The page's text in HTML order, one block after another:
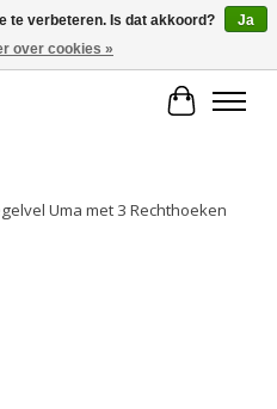
Uma met 3 Rechthoeken
te verbeteren. Is dat akkoord?
Ja
over cookies »